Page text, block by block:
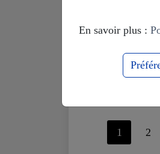
en
mensonge
1 2
En savoir plus :